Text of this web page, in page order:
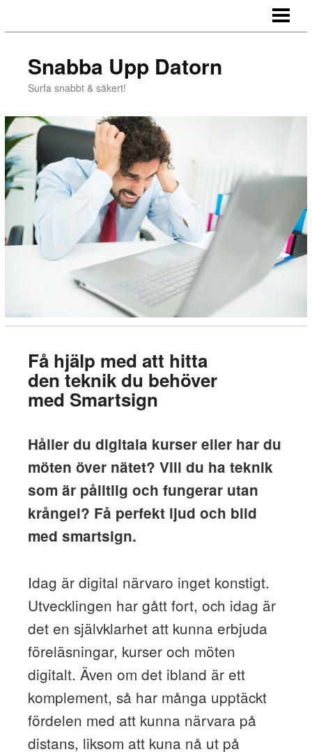
IMPORTERA BILDER
BLOGG
Snabba Upp Datorn
Surfa snabbt & säkert!
Få hjälp med att hitta
den teknik du behöver
med Smartsign
Håller du digitala kurser eller har du
möten över nätet? Vill du ha teknik
som är pålitlig och fungerar utan
krångel? Få perfekt ljud och bild
med smartsign.
Idag är digital närvaro inget konstigt.
Utvecklingen har gått fort, och idag är
det en självklarhet att kunna erbjuda
föreläsningar, kurser och möten
digitalt. Även om det ibland är ett
komplement, så har många upptäckt
fördelen med att kunna närvara på
distans, liksom att kuna nå ut på